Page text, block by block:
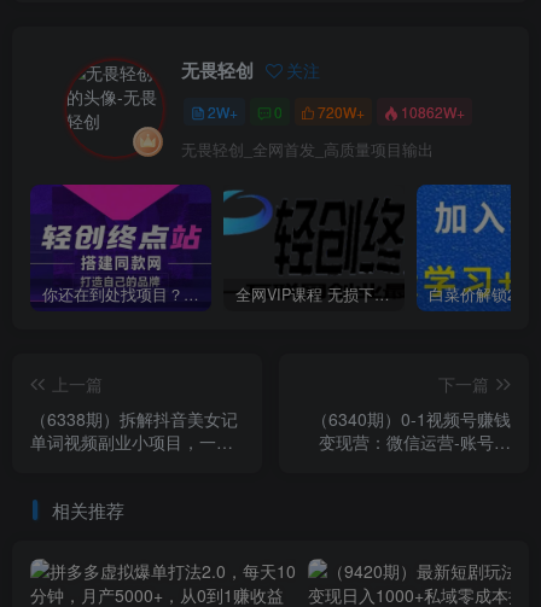
无畏轻创 关注
2W+ 0 720W+ 10862W+
无畏轻创_全网首发_高质量项目输出
你还在到处找项目？还在当韭菜？我靠卖项目一个月收入5万+，曾经我也是个失败者。 全网VIP课程 无损下载~
上一篇
（6338期）拆解抖音美女记
单词视频副业小项目，一条
下一篇
（6340期）0-1视频号赚钱
变现营：微信运营-账号内
相关推荐